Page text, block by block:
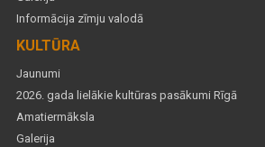
Informācija zīmju valodā
KULTŪRA
Jaunumi
2026. gada lielākie kultūras pasākumi Rīgā
Amatiermāksla
Galerija